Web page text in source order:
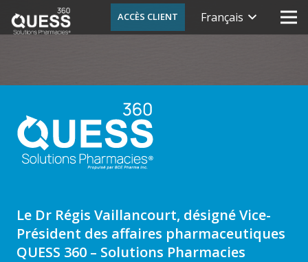
ACCÈS CLIENT Français
Le Dr Régis Vaillancourt, désigné Vice-
Président des affaires pharmaceutiques
QUESS 360 – Solutions Pharmacies